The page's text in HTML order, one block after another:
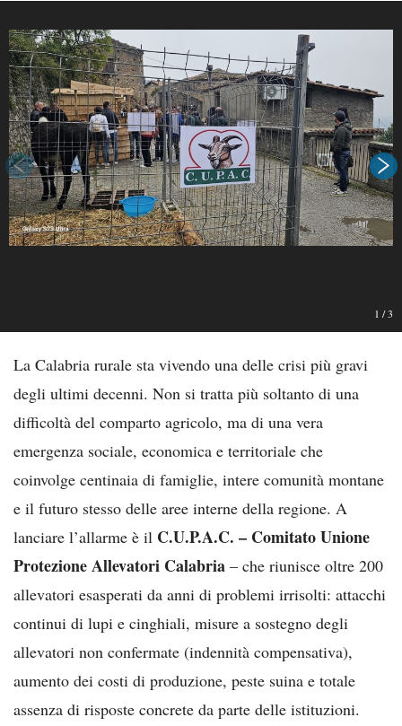
1 /3
La Calabria rurale sta vivendo una delle crisi più gravi
degli ultimi decenni. Non si tratta più soltanto di una
difficoltà del comparto agricolo, ma di una vera
emergenza sociale, economica e territoriale che
coinvolge centinaia di famiglie, intere comunità montane
e il futuro stesso delle aree interne della regione. A
lanciare l’allarme è il C.U.P.A.C. – Comitato Unione
Protezione Allevatori Calabria – che riunisce oltre 200
allevatori esasperati da anni di problemi irrisolti: attacchi
continui di lupi e cinghiali, misure a sostegno degli
allevatori non confermate (indennità compensativa),
aumento dei costi di produzione, peste suina e totale
assenza di risposte concrete da parte delle istituzioni.